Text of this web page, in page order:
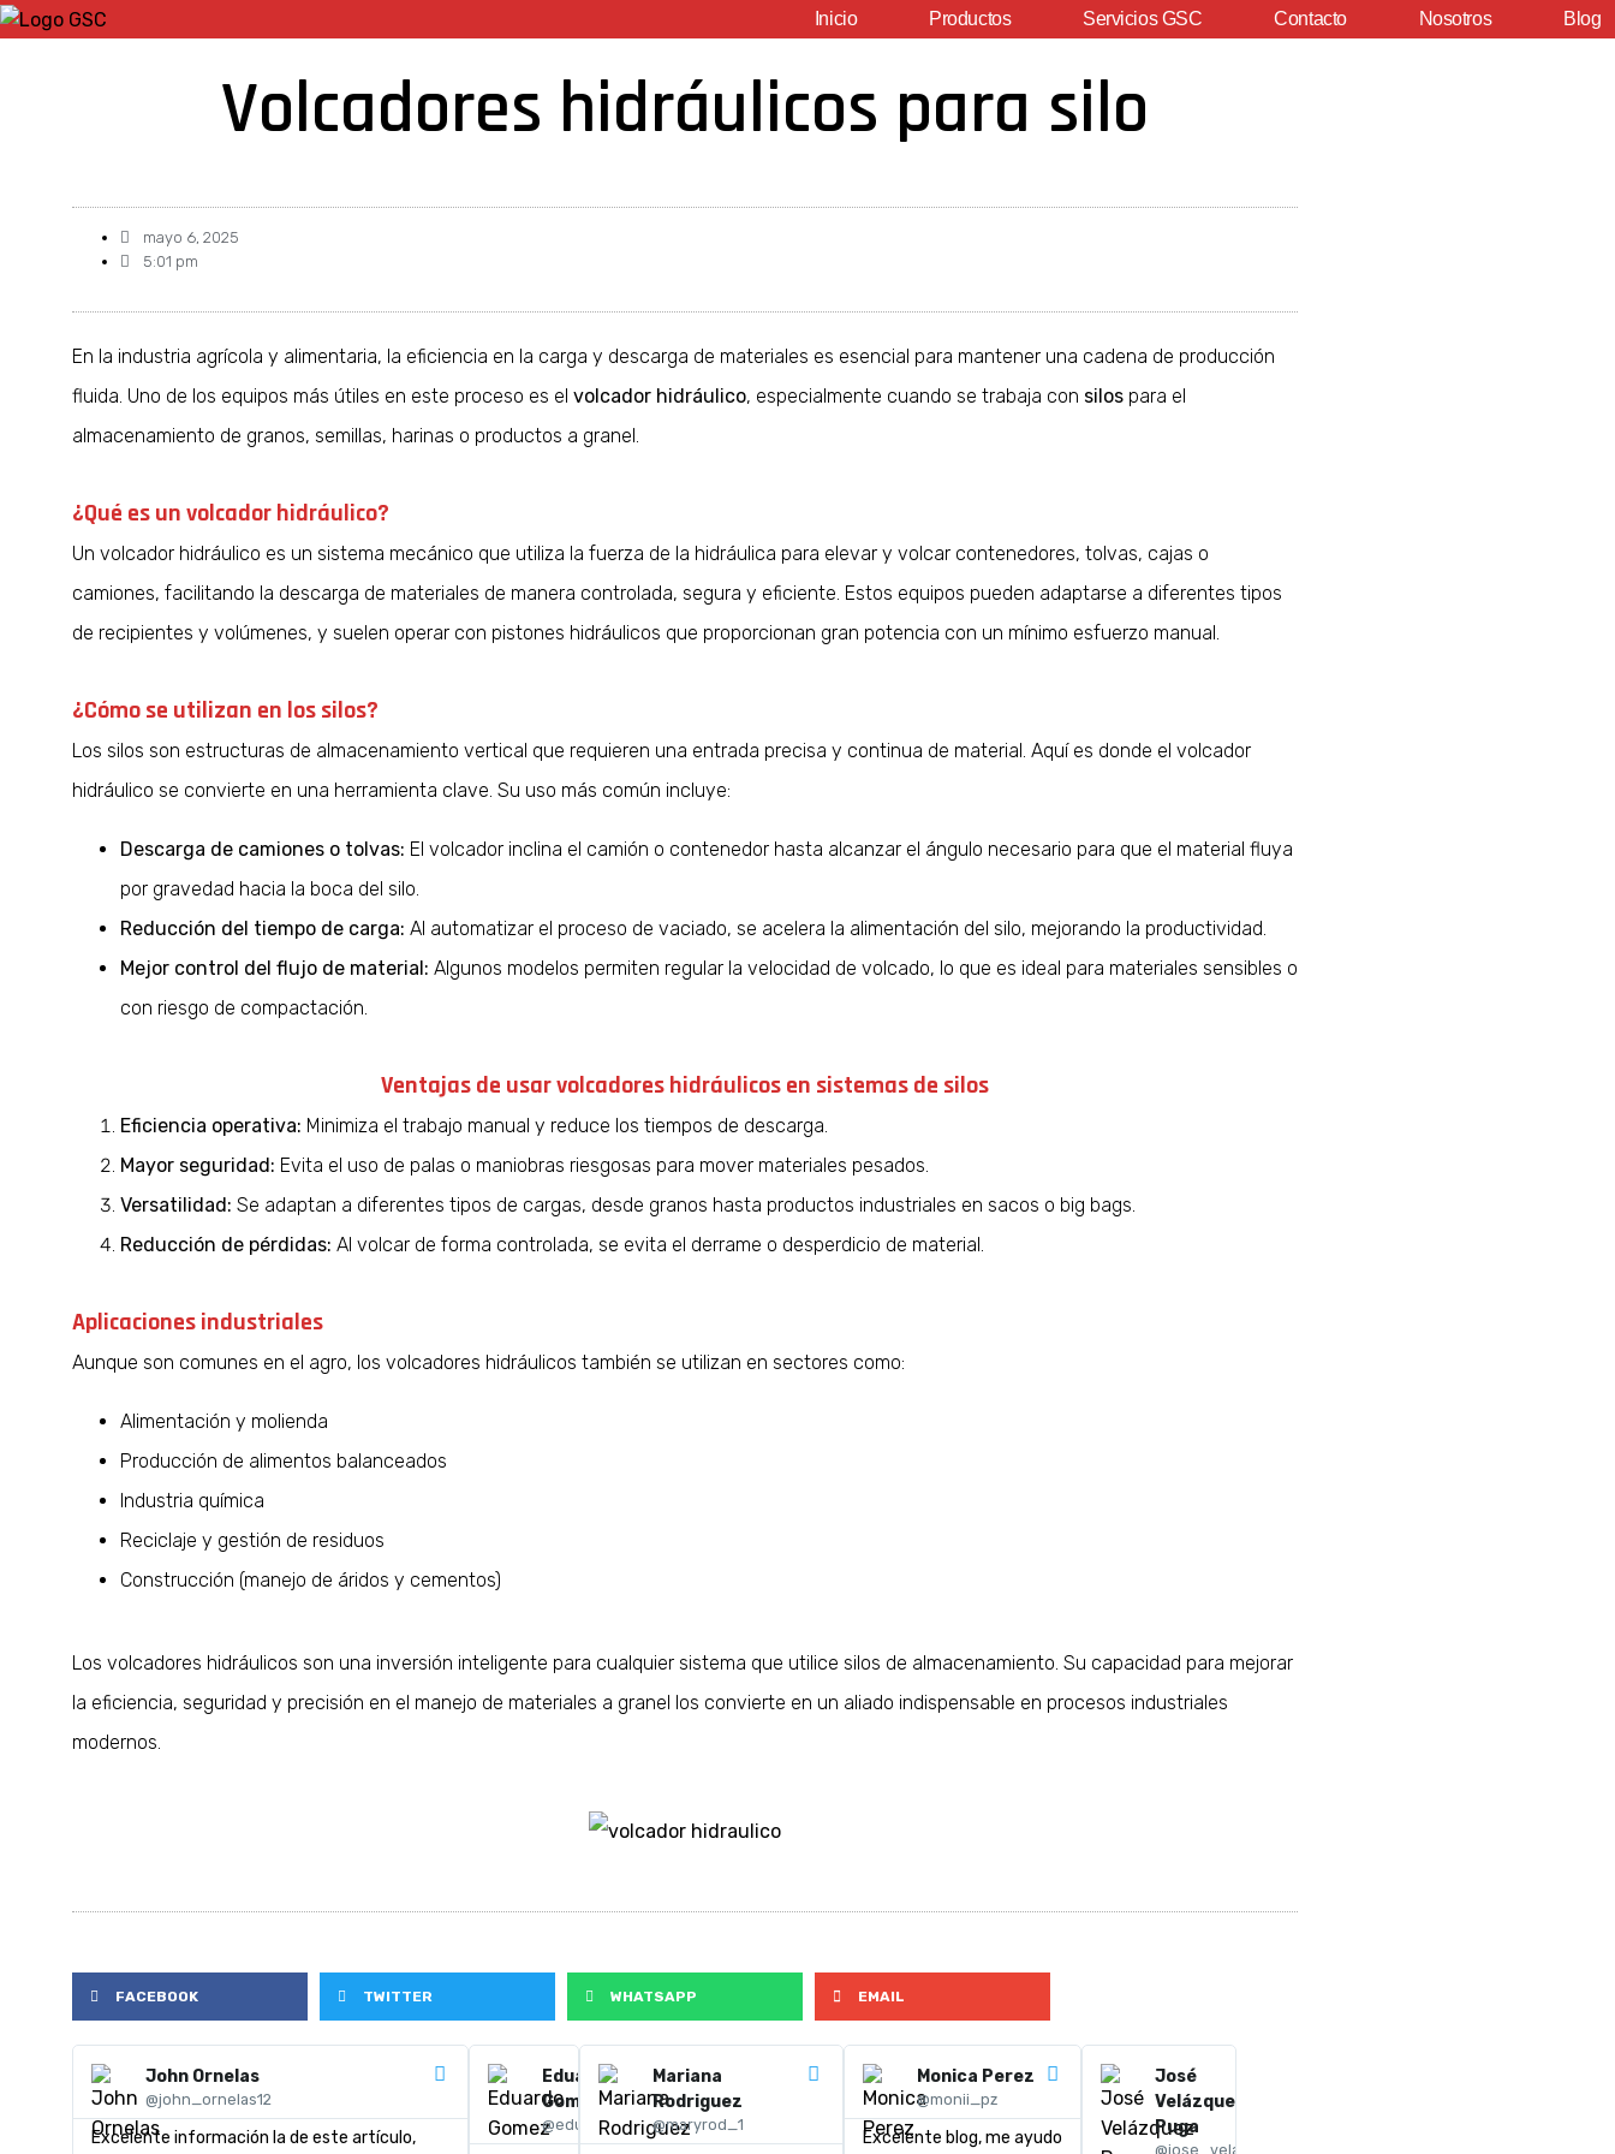
Inicio Productos Servicios GSC Contacto Nosotros Blog
Volcadores hidráulicos para silo
mayo 6, 2025
5:01 pm
En la industria agrícola y alimentaria, la eficiencia en la carga y descarga de materiales es esencial para mantener una cadena de producción
fluida. Uno de los equipos más útiles en este proceso es el volcador hidráulico, especialmente cuando se trabaja con silos para el
almacenamiento de granos, semillas, harinas o productos a granel.
¿Qué es un volcador hidráulico?
Un volcador hidráulico es un sistema mecánico que utiliza la fuerza de la hidráulica para elevar y volcar contenedores, tolvas, cajas o
camiones, facilitando la descarga de materiales de manera controlada, segura y eficiente. Estos equipos pueden adaptarse a diferentes tipos
de recipientes y volúmenes, y suelen operar con pistones hidráulicos que proporcionan gran potencia con un mínimo esfuerzo manual.
¿Cómo se utilizan en los silos?
Los silos son estructuras de almacenamiento vertical que requieren una entrada precisa y continua de material. Aquí es donde el volcador
hidráulico se convierte en una herramienta clave. Su uso más común incluye:
Descarga de camiones o tolvas: El volcador inclina el camión o contenedor hasta alcanzar el ángulo necesario para que el material fluya
por gravedad hacia la boca del silo.
Reducción del tiempo de carga: Al automatizar el proceso de vaciado, se acelera la alimentación del silo, mejorando la productividad.
Mejor control del flujo de material: Algunos modelos permiten regular la velocidad de volcado, lo que es ideal para materiales sensibles o
con riesgo de compactación.
Ventajas de usar volcadores hidráulicos en sistemas de silos
Eficiencia operativa: Minimiza el trabajo manual y reduce los tiempos de descarga.
Mayor seguridad: Evita el uso de palas o maniobras riesgosas para mover materiales pesados.
Versatilidad: Se adaptan a diferentes tipos de cargas, desde granos hasta productos industriales en sacos o big bags.
Reducción de pérdidas: Al volcar de forma controlada, se evita el derrame o desperdicio de material.
Aplicaciones industriales
Aunque son comunes en el agro, los volcadores hidráulicos también se utilizan en sectores como:
Alimentación y molienda
Producción de alimentos balanceados
Industria química
Reciclaje y gestión de residuos
Construcción (manejo de áridos y cementos)
Los volcadores hidráulicos son una inversión inteligente para cualquier sistema que utilice silos de almacenamiento. Su capacidad para mejorar
la eficiencia, seguridad y precisión en el manejo de materiales a granel los convierte en un aliado indispensable en procesos industriales
modernos.
FACEBOOK TWITTER WHATSAPP EMAIL
John Ornelas
@john_ornelas12
Excelente información la de este artículo,
Eduardo
Gomez
@eduugomez
Mariana
Rodriguez
@maryrod_1
Monica Perez
@monii_pz
Excelente blog, me ayudo
José
Velázquez
Puga
@jose_vela:puga